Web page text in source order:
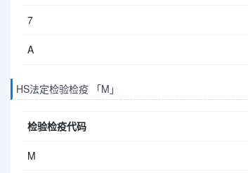
7
A
HS法定检验检疫 「M」
检验检疫代码
M